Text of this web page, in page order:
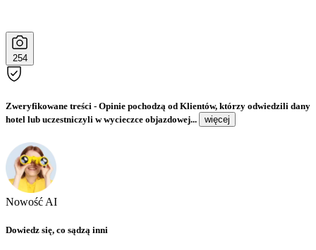
254
Zweryfikowane treści - Opinie pochodzą od Klientów, którzy odwiedzili dany
hotel lub uczestniczyli w wycieczce objazdowej...
więcej
Nowość AI
Dowiedz się, co sądzą inni